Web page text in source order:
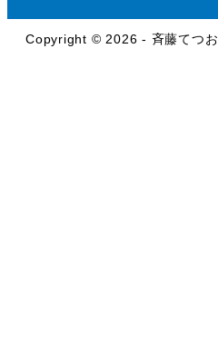
Copyright © 2026 - 斉藤てつお